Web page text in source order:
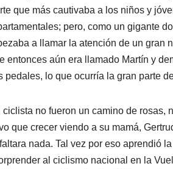
que más cautivaba a los niños y
pero, como un gigante
a llamar la atención de un gran
entonces aún era llamado Martín y
pedales, lo que ocurría la gran parte
ciclista no fueron un camino de rosas,
que crecer viendo a su mamá,
nada. Tal vez por eso aprendió
al ciclismo nacional en la